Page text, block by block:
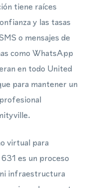
tiene raíces
y las tasas
o mensajes de
como WhatsApp
en todo United
para mantener un
virtual para
es un proceso
infraestructura